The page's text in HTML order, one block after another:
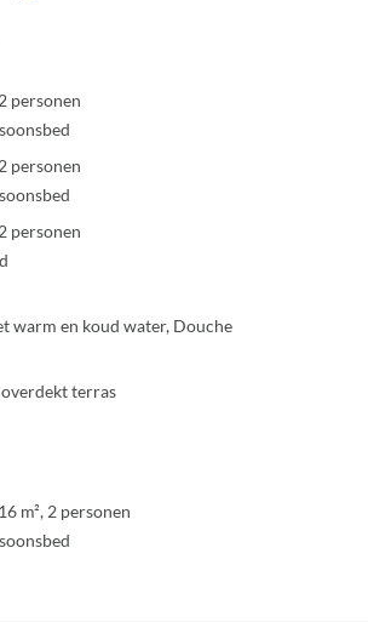
personen
personen
personen
warm en koud water, Douche
terras
m², 2 personen